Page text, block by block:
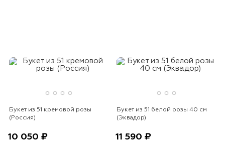
Букет из 51 кремовой розы
(Россия)
10 050 ₽
Букет из 51 белой розы 40 см
(Эквадор)
11 590 ₽